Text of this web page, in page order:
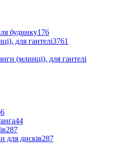
будинку176
для гантелі3761
(млинці), для гантелі
44
287
для дисків287